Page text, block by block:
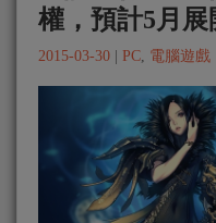
權，預計5月展
2015-03-30 PC, 電腦遊戲